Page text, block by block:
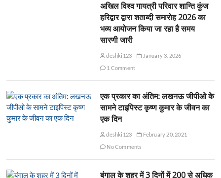
अखिल विश्व गायत्री परिवार शान्ति कुंज
हरिद्वार द्वारा शताब्दी समारोह 2026 का
भव्य आयोजन किया जा रहा है समय
सारणी जारी
deshki123
January 3, 2026
1 Comment
एक प्रकार का अंतिम: लखनऊ जीपीओ के
सामने टाइपिस्ट कृष्ण कुमार के जीवन का
एक दिन
deshki123
February 20, 2021
No Comments
बंगाल के शहर में 3 दिनों में 200 से अधिक